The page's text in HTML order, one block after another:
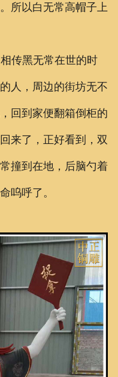
所以白无常高帽子上
传黑无常在世的时
人，周边的街坊无不
回到家便翻箱倒柜的
来了，正好看到，双
撞到在地，后脑勺着
呜呼了。